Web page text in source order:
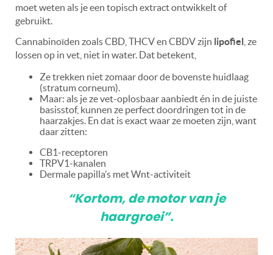
moet weten als je een topisch extract ontwikkelt of
gebruikt.
Cannabinoïden zoals CBD, THCV en CBDV zijn lipofiel , ze
lossen op in vet, niet in water. Dat betekent,
Ze trekken niet zomaar door de bovenste huidlaag
(stratum corneum).
Maar: als je ze vet-oplosbaar aanbiedt én in de juiste
basisstof, kunnen ze perfect doordringen tot in de
haarzakjes. En dat is exact waar ze moeten zijn, want
daar zitten:
CB1-receptoren
TRPV1-kanalen
Dermale papilla’s met Wnt-activiteit
“Kortom, de motor van je
haargroei”.